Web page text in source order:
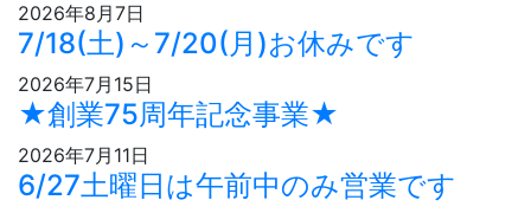
2026年8月7日
7/18(土)～7/20(月)お休みです
2026年7月15日
★創業75周年記念事業★
2026年7月11日
6/27土曜日は午前中のみ営業です